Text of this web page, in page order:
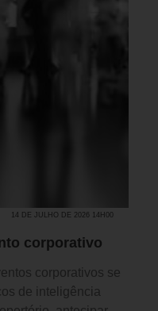
14 DE JULHO DE 2026 14H00
corporativo
corporativos se
de inteligência